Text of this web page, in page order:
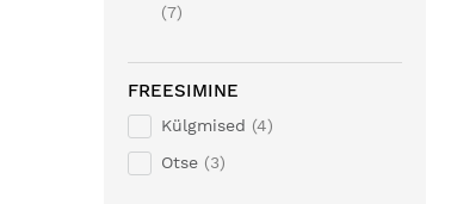
7
FREESIMINE
Külgmised
4
Otse
3